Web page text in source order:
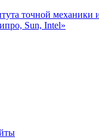
точной
Sun, Intel»